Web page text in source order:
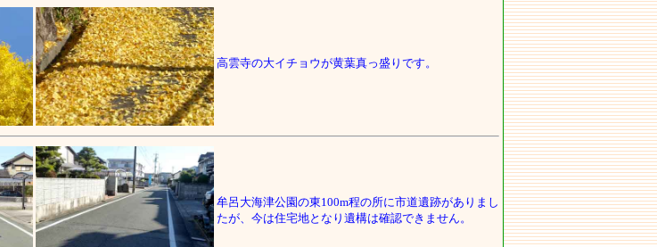
高雲寺の大イチョウが黄葉真っ盛りです。
牟呂大海津公園の東100m程の所に市道遺跡がありまし
たが、今は住宅地となり遺構は確認できません。